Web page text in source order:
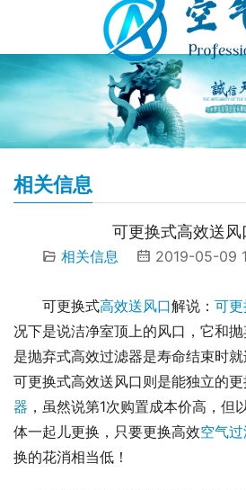
相关信息
可更换式高效送风
相关信息 2019-05-09
可更换式高效送风口解说： 可
况下是说洁净室顶上的风口，它和
是抛弃式高效过滤器是寿命结束时
可更换式高效送风口则是能独立的
器 ，虽然说第1次购置成本价高，但
体一起儿更换，只要更换高效空气
换的花消相当低！